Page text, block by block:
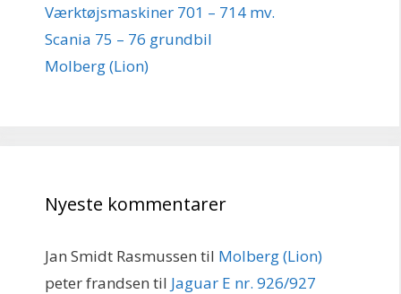
Værktøjsmaskiner 701 – 714 mv.
Scania 75 – 76 grundbil
Molberg (Lion)
Nyeste kommentarer
Jan Smidt Rasmussen til Molberg (Lion)
peter frandsen til Jaguar E nr. 926/927